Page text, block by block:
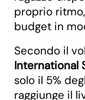
proprio
budget in
Secondo il
International
solo il 5%
raggiunge il